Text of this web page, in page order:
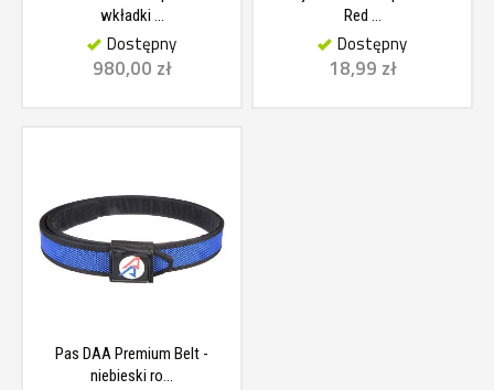
wkładki ...
Dostępny
980,00 zł
Red ...
Dostępny
18,99 zł
Pas DAA Premium Belt -
niebieski ro...